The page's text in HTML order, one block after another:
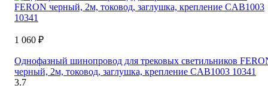
1 060 ₽
Однофазный шинопровод для трековых светильников
черный, 2м, токовод, заглушка, крепление CAB1003 10341
3.7